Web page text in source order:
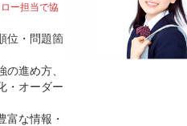
ー担当で協
位・問題箇
進め方、
・オーダー
富な情報・